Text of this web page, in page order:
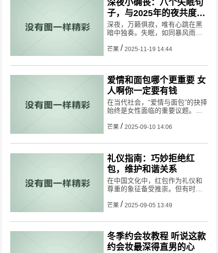
深夜小确丧：八个失眠句
子，与2025年的夜共度孤
寂时光
深夜，万籁俱寂，唯有心跳在黑
暗中独奏。失眠，如同暴风雨般
涡。在这寂静的夜晚，我与自己
下八个失眠的句子，最适合发朋
友圈，请收藏、转发分享给朋
友。
芒果 2025-11-19 14:44
爱情和面包哪个更重要 女
人啊你一定要有钱
在当代社会，“爱情与面包”的抉择
始终是女性面临的重要议题。结
济独立已成为女性追求自我价
是综合分析：
芒果 2025-09-10 14:06
礼仪指南：巧妙拒绝红
包，维护和谐关系
在中国文化中，红包作为礼仪和
尊重的象征备受推崇。但有时出
别人赠送的红包。委婉地拒绝红
此过程中，以下几点至关重要。
芒果 2025-09-05 13:49
冬季约会妆教程 听说这款
约会妆最深得直男的心